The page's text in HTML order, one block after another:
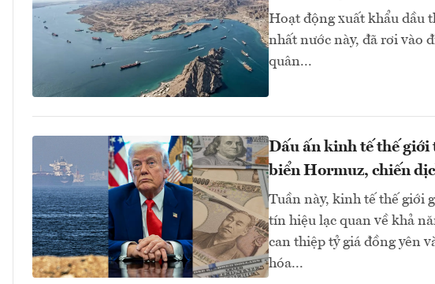
Hoạt động xuất khẩu dầu
nhất nước này, đã rơi vào
quân...
Dấu ấn kinh tế thế
biển Hormuz, chiến
Tuần này, kinh tế thế giới
tín hiệu lạc quan về khả
can thiệp tỷ giá đồng yên
hóa...